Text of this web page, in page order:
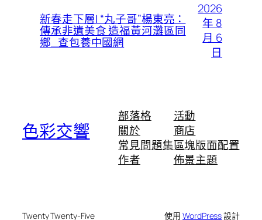
新春走下層| “丸子哥”楊東亮：
傳承非遺美食 造福黃河灘區同
鄉_查包養中國網
2026
年 8
月 6
日
色彩交響
部落格
關於
常見問題集
作者
活動
商店
區塊版面配置
佈景主題
Twenty Twenty-Five 使用WordPress設計